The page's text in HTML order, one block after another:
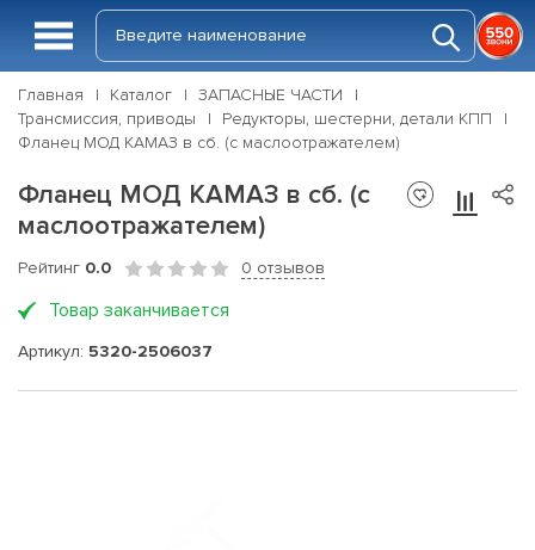
Главная Каталог
ЗАПАСНЫЕ ЧАСТИ
Трансмиссия, приводы
Редукторы, шестерни, детали КПП
Фланец МОД КАМАЗ в сб. (с маслоотражателем)
Фланец МОД КАМАЗ в сб. (с
маслоотражателем)
Рейтинг 0.0 0 отзывов
Товар заканчивается
Артикул: 5320-2506037